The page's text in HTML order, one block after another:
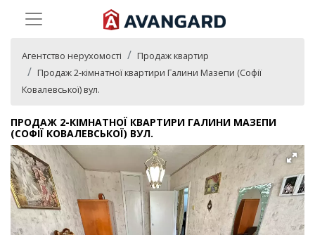
Агентство нерухомості
Продаж квартир
Продаж 2-кімнатної квартири Галини Мазепи (Софії
Ковалевської) вул.
ПРОДАЖ 2-КІМНАТНОЇ КВАРТИРИ ГАЛИНИ МАЗЕПИ
(СОФІЇ КОВАЛЕВСЬКОЇ) ВУЛ.